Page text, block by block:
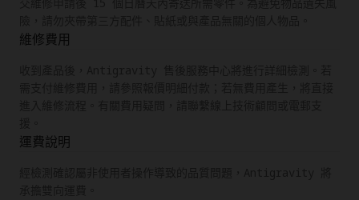
維修費用
運費說明